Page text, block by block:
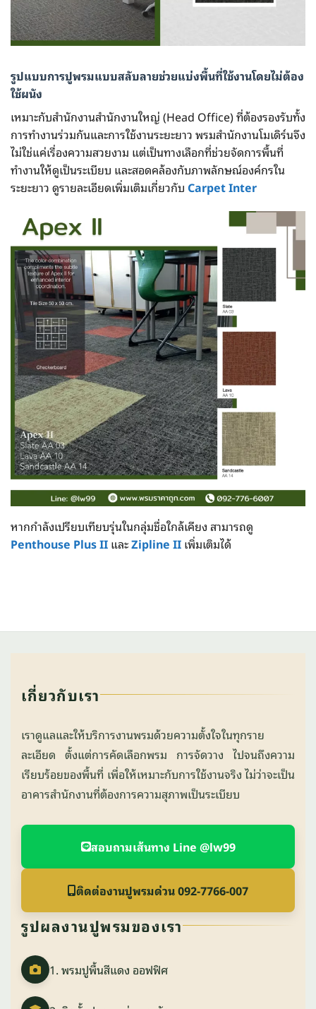
รูปแบบการปูพรมแบบสลับลายช่วยแบ่งพื้นที่ใช้งานโดยไม่ต้อง
ใช้ผนัง
เหมาะกับสำนักงานสำนักงานใหญ่ (Head Office) ที่ต้องรองรับทั้ง
การทำงานร่วมกันและการใช้งานระยะยาว พรมสำนักงานโมเดิร์นจึง
ไม่ใช่แค่เรื่องความสวยงาม แต่เป็นทางเลือกที่ช่วยจัดการพื้นที่
ทำงานให้ดูเป็นระเบียบ และสอดคล้องกับภาพลักษณ์องค์กรใน
ระยะยาว ดูรายละเอียดเพิ่มเติมเกี่ยวกับ Carpet Inter
หากกำลังเปรียบเทียบรุ่นในกลุ่มชื่อใกล้เคียง สามารถดู
Penthouse Plus IIและZipline IIเพิ่มเติมได้
เกี่ยวกับเรา
เราดูแลและให้บริการงานพรมด้วยความตั้งใจในทุกราย
ละเอียด ตั้งแต่การคัดเลือกพรม การจัดวาง ไปจนถึงความ
เรียบร้อยของพื้นที่ เพื่อให้เหมาะกับการใช้งานจริง ไม่ว่าจะเป็น
อาคารสำนักงานที่ต้องการความสุภาพเป็นระเบียบ
สอบถามเส้นทาง Line @lw99
ติดต่องานปูพรมด่วน 092-7766-007
รูปผลงานปูพรมของเรา
1. พรมปูพื้นสีแดง ออฟฟิศ